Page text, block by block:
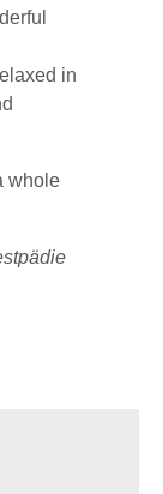
in
whole